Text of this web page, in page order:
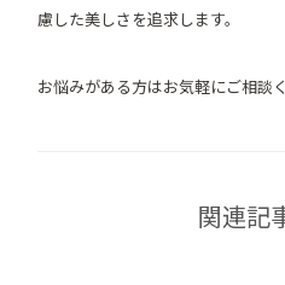
慮した美しさを追求します。
お悩みがある方はお気軽にご相談
関連記